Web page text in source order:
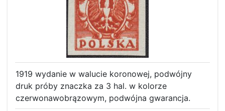
1919 wydanie w walucie koronowej, podwójny
druk próby znaczka za 3 hal. w kolorze
czerwonawobrązowym, podwójna gwarancja.